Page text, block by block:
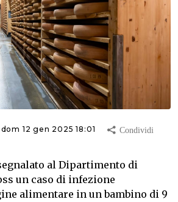
dom 12 gen 2025 18:01
al Dipartimento di
un caso di infezione
alimentare in un bambino di 9